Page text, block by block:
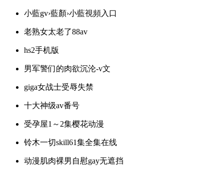
小藍gv›藍顏›小藍視頻入口
老熟女太老了88av
hs2手机版
男军警们的肉欲沉沦-v文
giga女战士受辱失禁
十大神级av番号
受孕屋1～2集樱花动漫
铃木一切skill61集全集在线
动漫肌肉裸男自慰gay无遮挡